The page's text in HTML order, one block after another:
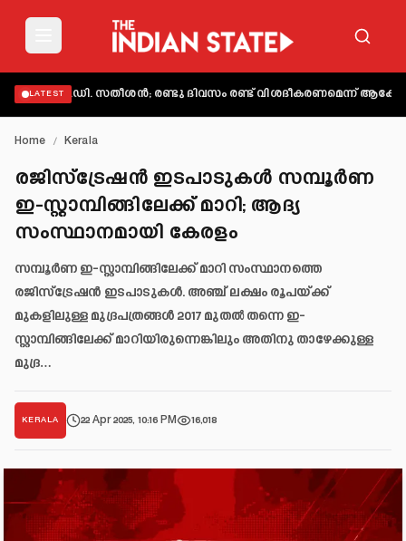
LATEST
വി.ഡി. സതീശൻ; രണ്ടു ദിവസം രണ്ട് വിശദീകരണമെന്ന് ആക്ഷേപം
Home / Kerala
രജിസ്‌ട്രേഷൻ ഇടപാടുകൾ സമ്പൂർണ
ഇ-സ്റ്റാമ്പിങ്ങിലേക്ക് മാറി; ആദ്യ
സംസ്ഥാനമായി കേരളം
സമ്പൂർണ ഇ-സ്റ്റാമ്പിങ്ങിലേക്ക് മാറി സംസ്ഥാനത്തെ
രജിസ്‌ട്രേഷൻ ഇടപാടുകൾ. അഞ്ച് ലക്ഷം രൂപയ്ക്ക്
മുകളിലുള്ള മുദ്രപത്രങ്ങൾ 2017 മുതൽ തന്നെ ഇ-
സ്റ്റാമ്പിങ്ങിലേക്ക് മാറിയിരുന്നെങ്കിലും അതിനു താഴേക്കുള്ള
മുദ്ര…
KERALA 22 Apr 2025, 10:16 PM 16,018